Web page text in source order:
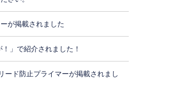
が掲載されました
」で紹介されました！
ード防止プライマーが掲載されまし